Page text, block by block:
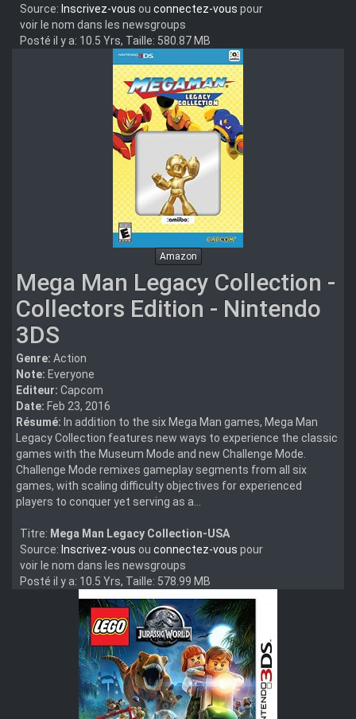
Source: Inscrivez-vous ou connectez-vous pour
voir le nom dans les newsgroups
Posté il y a: 10.5 Yrs, Taille: 580.87 MB
Amazon
Mega Man Legacy Collection -
Collectors Edition - Nintendo
3DS
Genre: Action
Note: Everyone
Editeur: Capcom
Date: Feb 23, 2016
Résumé: In addition to the six Mega Man games, Mega Man
Legacy Collection features new ways to experience the classic
games with the Museum Mode and new Challenge Mode.
Challenge Mode remixes gameplay segments from all six
games, with scaling difficulty objectives for experienced
players to conquer yet serving as a...
Titre: Mega Man Legacy Collection-USA
Source: Inscrivez-vous ou connectez-vous pour
voir le nom dans les newsgroups
Posté il y a: 10.5 Yrs, Taille: 578.99 MB